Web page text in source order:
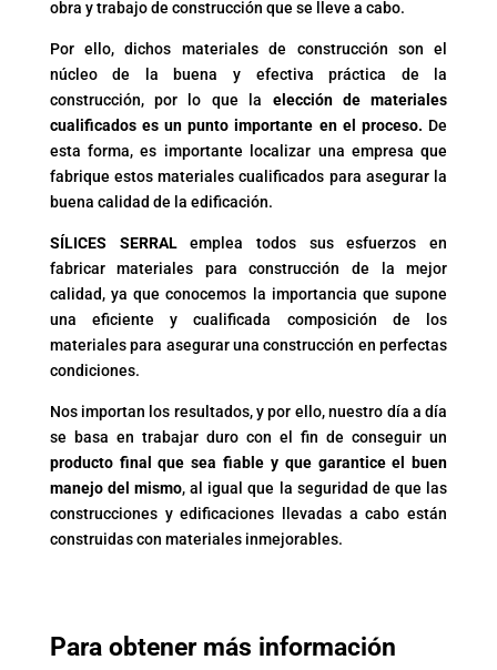
obra y trabajo de construcción que se lleve a cabo.
Por ello, dichos materiales de construcción son el
núcleo de la buena y efectiva práctica de la
construcción, por lo que la elección de materiales
cualificados es un punto importante en el proceso. De
esta forma, es importante localizar una empresa que
fabrique estos materiales cualificados para asegurar la
buena calidad de la edificación.
SÍLICES SERRALemplea todos sus esfuerzos en
fabricar materiales para construcción de la mejor
calidad, ya que conocemos la importancia que supone
una eficiente y cualificada composición de los
materiales para asegurar una construcción en perfectas
condiciones.
Nos importan los resultados, y por ello, nuestro día a día
se basa en trabajar duro con el fin de conseguir un
producto final que sea fiable y que garantice el buen
manejo del mismo, al igual que la seguridad de que las
construcciones y edificaciones llevadas a cabo están
construidas con materiales inmejorables.
Para obtener más información